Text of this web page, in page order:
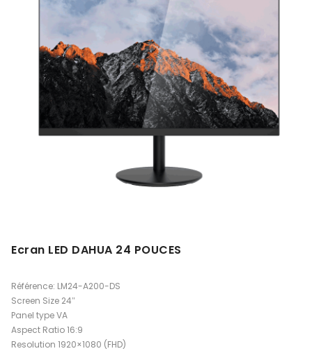
Ecran LED DAHUA 24 POUCES
Référence: LM24-A200-DS
Screen Size 24″
Panel type VA
Aspect Ratio 16:9
Resolution 1920×1080 (FHD)